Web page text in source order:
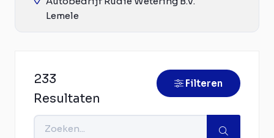
Lemele
233
Resultaten
Filteren